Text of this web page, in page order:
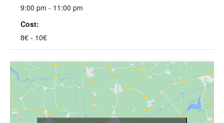
9:00 pm - 11:00 pm
Cost:
8€ - 10€